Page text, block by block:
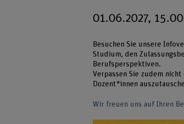
01.06.2027,
Besuchen Sie unsere
Studium, den
Berufsperspektiven.
Verpassen Sie zudem
Dozent*innen
Wir freuen uns auf Ihren